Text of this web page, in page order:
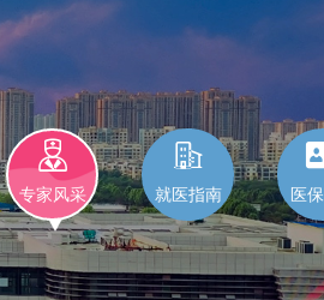

专家风采

就医指南 医